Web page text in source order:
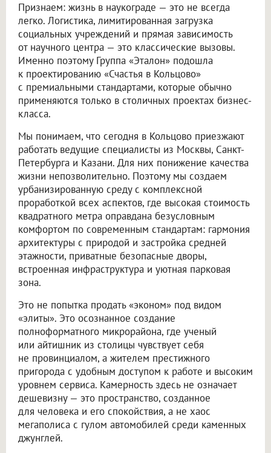
Признаем: жизнь в наукограде — это не всегда
легко. Логистика, лимитированная загрузка
социальных учреждений и прямая зависимость
от научного центра — это классические вызовы.
Именно поэтому Группа «Эталон» подошла
к проектированию «Счастья в Кольцово»
с премиальными стандартами, которые обычно
применяются только в столичных проектах бизнес-
класса.
Мы понимаем, что сегодня в Кольцово приезжают
работать ведущие специалисты из Москвы, Санкт-
Петербурга и Казани. Для них понижение качества
жизни непозволительно. Поэтому мы создаем
урбанизированную среду с комплексной
проработкой всех аспектов, где высокая стоимость
квадратного метра оправдана безусловным
комфортом по современным стандартам: гармония
архитектуры с природой и застройка средней
этажности, приватные безопасные дворы,
встроенная инфраструктура и уютная парковая
зона.
Это не попытка продать «эконом» под видом
«элиты». Это осознанное создание
полноформатного микрорайона, где ученый
или айтишник из столицы чувствует себя
не провинциалом, а жителем престижного
пригорода с удобным доступом к работе и высоким
уровнем сервиса. Камерность здесь не означает
дешевизну — это пространство, созданное
для человека и его спокойствия, а не хаос
мегаполиса с гулом автомобилей среди каменных
джунглей.